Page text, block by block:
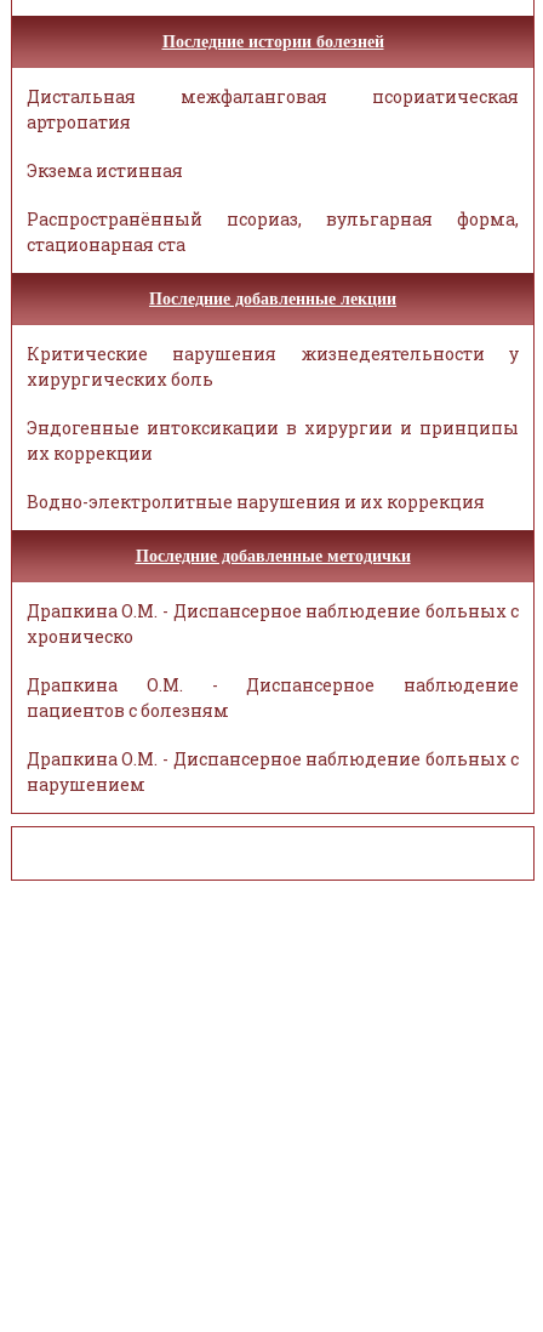
Последние истории болезней
Дистальная межфаланговая псориатическая
артропатия
Экзема истинная
Распространённый псориаз, вульгарная форма,
стационарная ста
Последние добавленные лекции
Критические нарушения жизнедеятельности у
хирургических боль
Эндогенные интоксикации в хирургии и принципы
их коррекции
Водно-электролитные нарушения и их коррекция
Последние добавленные методички
Драпкина О.М. - Диспансерное наблюдение больных с
хроническо
Драпкина О.М. - Диспансерное наблюдение
пациентов с болезням
Драпкина О.М. - Диспансерное наблюдение больных с
нарушением